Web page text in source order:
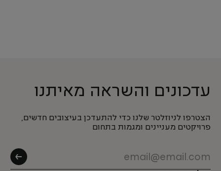
עדכונים והשראה מאיתנו
הצטרפו לניוזלטר שלנו כדי להתעדכן בעיצובים חדשים,
פרויקטים מעניינים ומגמות בתחום